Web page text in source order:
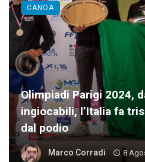
Olimpiadi Parigi 2024,
ingiocabili, l’Italia fa
dal podio
Marco Corradi 8
CANOA